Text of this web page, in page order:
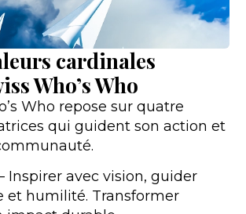
cardinales
Who’s Who
Who repose sur quatre
qui guident son action et
Inspirer avec vision, guider
et humilité. Transformer